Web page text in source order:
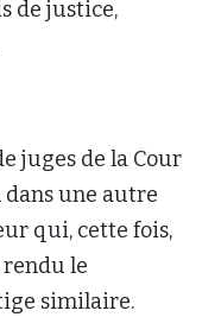
de justice,
juges de la Cour
dans une autre
qui, cette fois,
le
similaire.